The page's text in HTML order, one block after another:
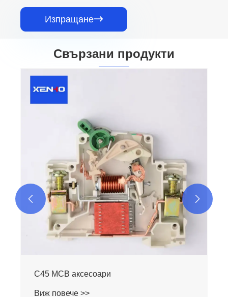
Изпращане
Свързани продукти
Виж повече >>
 